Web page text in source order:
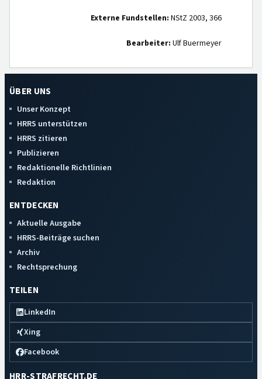
Externe Fundstellen: NStZ 2003, 366
Bearbeiter: Ulf Buermeyer
ÜBER UNS
Unser Konzept
HRRS unterstützen
HRRS zitieren
Publizieren
Redaktionelle Richtlinien
Redaktion
ENTDECKEN
Aktuelle Ausgabe
HRRS-Beiträge suchen
Archiv
Rechtsprechung
TEILEN
LinkedIn
Xing
Facebook
HRR-STRAFRECHT.DE